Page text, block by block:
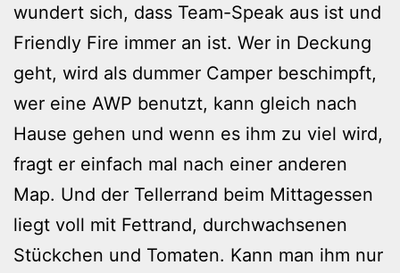
wundert sich, dass Team-Speak aus ist und
Friendly Fire immer an ist. Wer in Deckung
geht, wird als dummer Camper beschimpft,
wer eine AWP benutzt, kann gleich nach
Hause gehen und wenn es ihm zu viel wird,
fragt er einfach mal nach einer anderen
Map. Und der Tellerrand beim Mittagessen
liegt voll mit Fettrand, durchwachsenen
Stückchen und Tomaten. Kann man ihm nur